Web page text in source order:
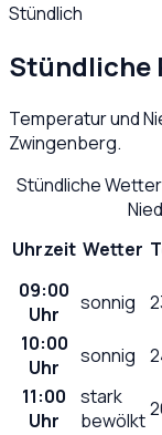
Stündlich
Stündliche
Temperatur und
Zwingenberg.
Stündliche
Uhrzeit Wetter
09:00
Uhr
sonnig
10:00
Uhr
sonnig
11:00
Uhr
stark
bewölkt